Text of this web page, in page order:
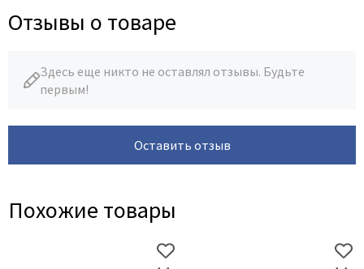
Отзывы о товаре
Здесь еще никто не оставлял отзывы. Будьте
первым!
Оставить отзыв
Похожие товары